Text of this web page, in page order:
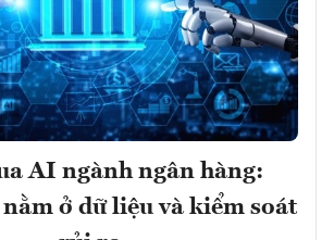
AI ngành ngân hàng:
ở dữ liệu và kiểm soát